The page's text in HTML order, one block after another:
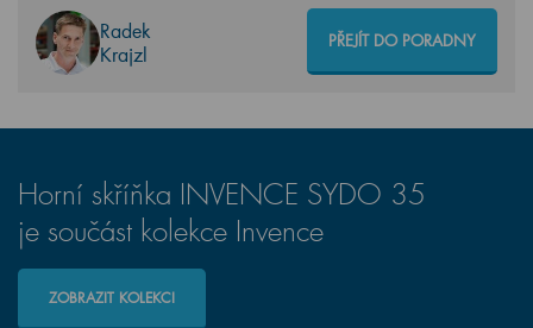
Radek
Krajzl
PŘEJÍT DO PORADNY
Horní skříňka INVENCE SYDO 35
je součást kolekce Invence
ZOBRAZIT KOLEKCI